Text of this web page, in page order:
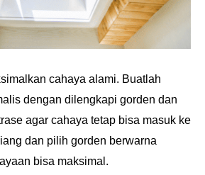
cahaya alami. Buatlah
dengan dilengkapi gorden dan
agar cahaya tetap bisa masuk ke
dan pilih gorden berwarna
bisa maksimal.